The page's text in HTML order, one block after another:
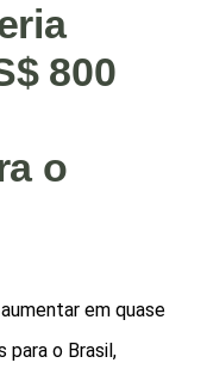
800
o
em quase
para o Brasil,